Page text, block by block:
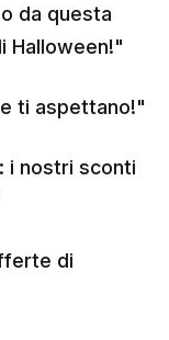
da questa
Halloween!"
ti aspettano!"
i nostri sconti
di